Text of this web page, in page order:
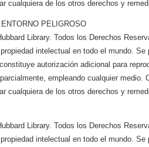
cualquiera de los otros derechos y
PELIGROSO
Library. Todos los Derechos
intelectual en todo el mundo.
autorización adicional para
empleando cualquier
cualquiera de los otros derechos y
Library. Todos los Derechos
intelectual en todo el mundo.